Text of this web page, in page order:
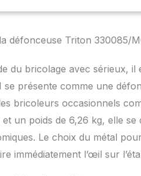
défonceuse Triton 330085/
du bricolage avec sérieux, il
se présente comme une
bricoleurs occasionnels
un poids de 6,26 kg, elle
Le choix du métal
immédiatement l’œil sur